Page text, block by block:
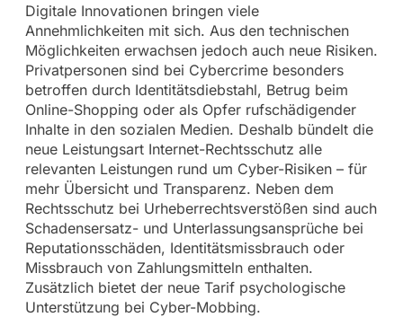
Digitale Innovationen bringen viele
Annehmlichkeiten mit sich. Aus den technischen
Möglichkeiten erwachsen jedoch auch neue Risiken.
Privatpersonen sind bei Cybercrime besonders
betroffen durch Identitätsdiebstahl, Betrug beim
Online-Shopping oder als Opfer rufschädigender
Inhalte in den sozialen Medien. Deshalb bündelt die
neue Leistungsart Internet-Rechtsschutz alle
relevanten Leistungen rund um Cyber-Risiken – für
mehr Übersicht und Transparenz. Neben dem
Rechtsschutz bei Urheberrechtsverstößen sind auch
Schadensersatz- und Unterlassungsansprüche bei
Reputationsschäden, Identitätsmissbrauch oder
Missbrauch von Zahlungsmitteln enthalten.
Zusätzlich bietet der neue Tarif psychologische
Unterstützung bei Cyber-Mobbing.